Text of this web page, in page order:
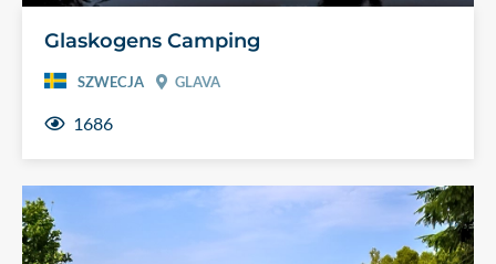
Glaskogens Camping
SZWECJA GLAVA
1686